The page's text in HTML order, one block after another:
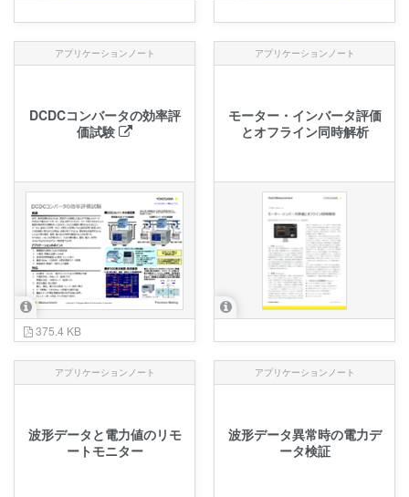
アプリケーションノート
DCDCコンバータの効率評
価試験
375.4 KB
アプリケーションノート
モーター・インバータ評価
とオフライン同時解析
アプリケーションノート
波形データと電力値のリモ
ートモニター
アプリケーションノート
波形データ異常時の電力デ
ータ検証